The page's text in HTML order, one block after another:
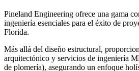
Pineland Engineering ofrece una gama
ingeniería esenciales para el éxito de
Florida.
Más allá del diseño estructural,
arquitectónico y servicios de ingeniería
de plomería), asegurando un enfoque